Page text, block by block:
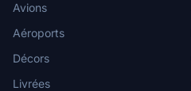
Avions
Aéroports
Décors
Livrées